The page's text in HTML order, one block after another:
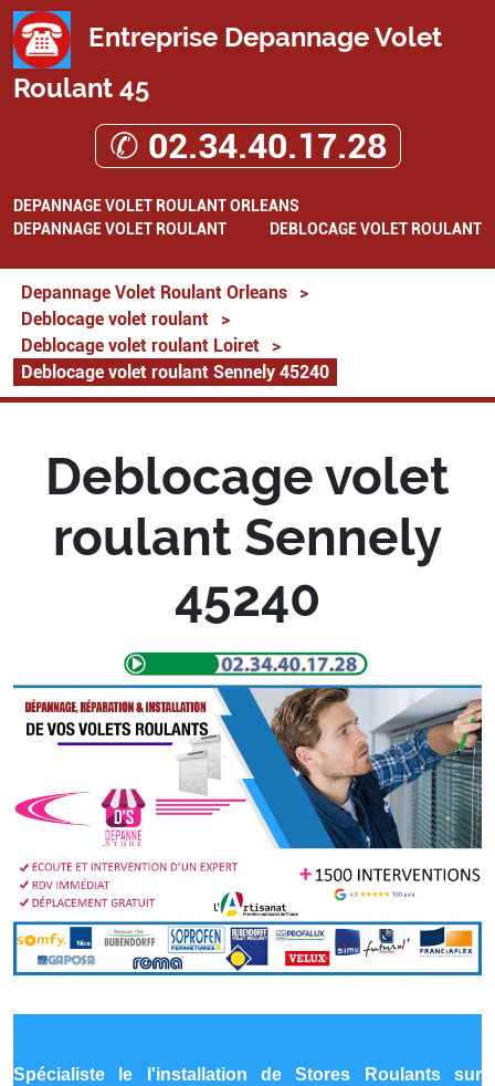
Entreprise Depannage Volet
Roulant 45
✆ 02.34.40.17.28
DEPANNAGE VOLET ROULANT ORLEANS
DEPANNAGE VOLET ROULANT
DEBLOCAGE VOLET ROULANT
Depannage Volet Roulant Orleans
>
Deblocage volet roulant
>
Deblocage volet roulant Loiret
>
Deblocage volet roulant Sennely 45240
Deblocage volet
roulant Sennely
45240
Spécialiste le l'installation de Stores Roulants sur